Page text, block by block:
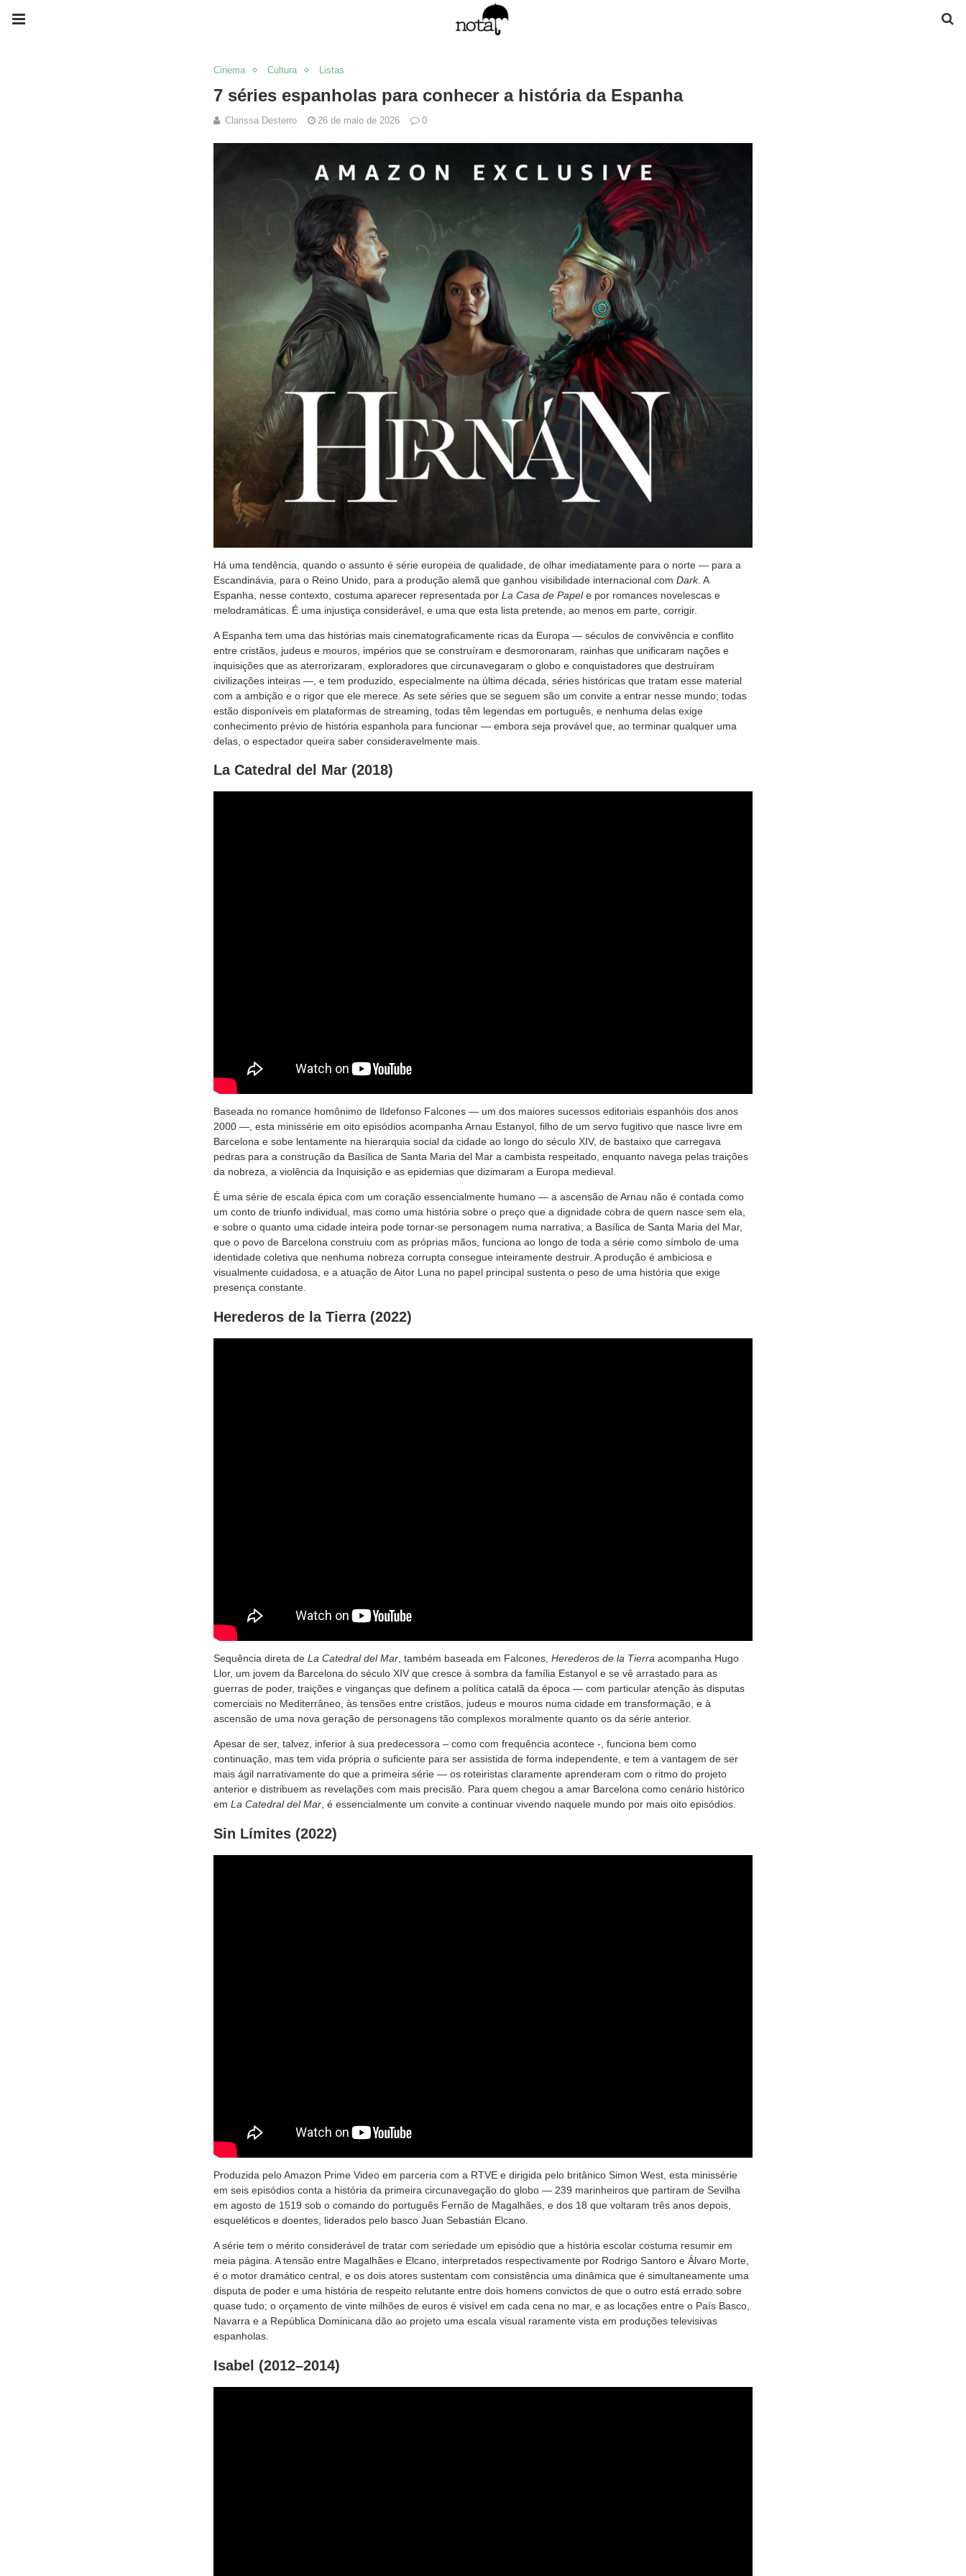
Cinema Cultura Listas
7 séries espanholas para conhecer a história da Espanha
Clarissa Desterro 26 de maio de 2026 0
Há uma tendência, quando o assunto é série europeia de qualidade, de olhar imediatamente para o norte — para a
Escandinávia, para o Reino Unido, para a produção alemã que ganhou visibilidade internacional com Dark. A
Espanha, nesse contexto, costuma aparecer representada por La Casa de Papele por romances novelescas e
melodramáticas. É uma injustiça considerável, e uma que esta lista pretende, ao menos em parte, corrigir.
A Espanha tem uma das histórias mais cinematograficamente ricas da Europa — séculos de convivência e conflito
entre cristãos, judeus e mouros, impérios que se construíram e desmoronaram, rainhas que unificaram nações e
inquisições que as aterrorizaram, exploradores que circunavegaram o globo e conquistadores que destruíram
civilizações inteiras —, e tem produzido, especialmente na última década, séries históricas que tratam esse material
com a ambição e o rigor que ele merece. As sete séries que se seguem são um convite a entrar nesse mundo; todas
estão disponíveis em plataformas de streaming, todas têm legendas em português, e nenhuma delas exige
conhecimento prévio de história espanhola para funcionar — embora seja provável que, ao terminar qualquer uma
delas, o espectador queira saber consideravelmente mais.
La Catedral del Mar (2018)
Baseada no romance homônimo de Ildefonso Falcones — um dos maiores sucessos editoriais espanhóis dos anos
2000 —, esta minissérie em oito episódios acompanha Arnau Estanyol, filho de um servo fugitivo que nasce livre em
Barcelona e sobe lentamente na hierarquia social da cidade ao longo do século XIV, de bastaixo que carregava
pedras para a construção da Basílica de Santa Maria del Mar a cambista respeitado, enquanto navega pelas traições
da nobreza, a violência da Inquisição e as epidemias que dizimaram a Europa medieval.
É uma série de escala épica com um coração essencialmente humano — a ascensão de Arnau não é contada como
um conto de triunfo individual, mas como uma história sobre o preço que a dignidade cobra de quem nasce sem ela,
e sobre o quanto uma cidade inteira pode tornar-se personagem numa narrativa; a Basílica de Santa Maria del Mar,
que o povo de Barcelona construiu com as próprias mãos, funciona ao longo de toda a série como símbolo de uma
identidade coletiva que nenhuma nobreza corrupta consegue inteiramente destruir. A produção é ambiciosa e
visualmente cuidadosa, e a atuação de Aitor Luna no papel principal sustenta o peso de uma história que exige
presença constante.
Herederos de la Tierra (2022)
Sequência direta de La Catedral del Mar, também baseada em Falcones, Herederos de la Tierra acompanha Hugo
Llor, um jovem da Barcelona do século XIV que cresce à sombra da família Estanyol e se vê arrastado para as
guerras de poder, traições e vinganças que definem a política catalã da época — com particular atenção às disputas
comerciais no Mediterrâneo, às tensões entre cristãos, judeus e mouros numa cidade em transformação, e à
ascensão de uma nova geração de personagens tão complexos moralmente quanto os da série anterior.
Apesar de ser, talvez, inferior à sua predecessora – como com frequência acontece -, funciona bem como
continuação, mas tem vida própria o suficiente para ser assistida de forma independente, e tem a vantagem de ser
mais ágil narrativamente do que a primeira série — os roteiristas claramente aprenderam com o ritmo do projeto
anterior e distribuem as revelações com mais precisão. Para quem chegou a amar Barcelona como cenário histórico
em La Catedral del Mar, é essencialmente um convite a continuar vivendo naquele mundo por mais oito episódios.
Sin Límites (2022)
Produzida pelo Amazon Prime Video em parceria com a RTVE e dirigida pelo britânico Simon West, esta minissérie
em seis episódios conta a história da primeira circunavegação do globo — 239 marinheiros que partiram de Sevilha
em agosto de 1519 sob o comando do português Fernão de Magalhães, e dos 18 que voltaram três anos depois,
esqueléticos e doentes, liderados pelo basco Juan Sebastián Elcano.
A série tem o mérito considerável de tratar com seriedade um episódio que a história escolar costuma resumir em
meia página. A tensão entre Magalhães e Elcano, interpretados respectivamente por Rodrigo Santoro e Álvaro Morte,
é o motor dramático central, e os dois atores sustentam com consistência uma dinâmica que é simultaneamente uma
disputa de poder e uma história de respeito relutante entre dois homens convictos de que o outro está errado sobre
quase tudo; o orçamento de vinte milhões de euros é visível em cada cena no mar, e as locações entre o País Basco,
Navarra e a República Dominicana dão ao projeto uma escala visual raramente vista em produções televisivas
espanholas.
Isabel (2012–2014)